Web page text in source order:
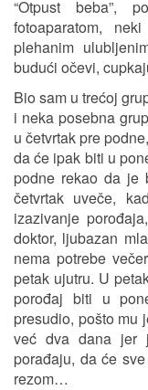
“Otpust beba”,
fotoaparatom,
plehanim
budući očevi,
Bio sam u trećoj
i neka posebna
u četvrtak pre
da će ipak biti u
podne rekao da je
četvrtak uveče,
izazivanje
doktor, ljubazan
nema potrebe
petak ujutru. U
porođaj biti u
presudio, pošto mu
već dva dana jer
porađaju, da će
rezom…